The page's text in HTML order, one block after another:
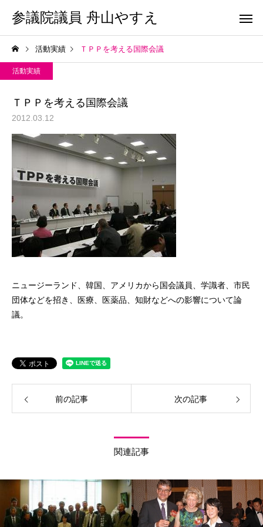
参議院議員 舟山やすえ
活動実績 ＴＰＰを考える国際会議
活動実績
ＴＰＰを考える国際会議
2012.03.12
ニュージーランド、韓国、アメリカから国会議員、学識者、市民
団体などを招き、医療、医薬品、知財などへの影響について論
議。
前の記事 次の記事
関連記事